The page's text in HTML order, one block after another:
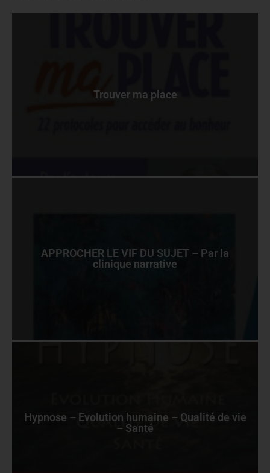
Trouver ma place
APPROCHER LE VIF DU SUJET – Par la
clinique narrative
Hypnose – Evolution humaine – Qualité de vie
– Santé